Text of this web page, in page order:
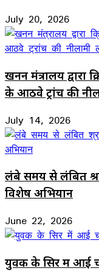
July 20, 2026
खनन मंत्रालय द्वारा
के आठवे ट्रांच की
July 14, 2026
लंबे समय से लंबित
विशेष अभियान
June 22, 2026
युवक के सिर में आई